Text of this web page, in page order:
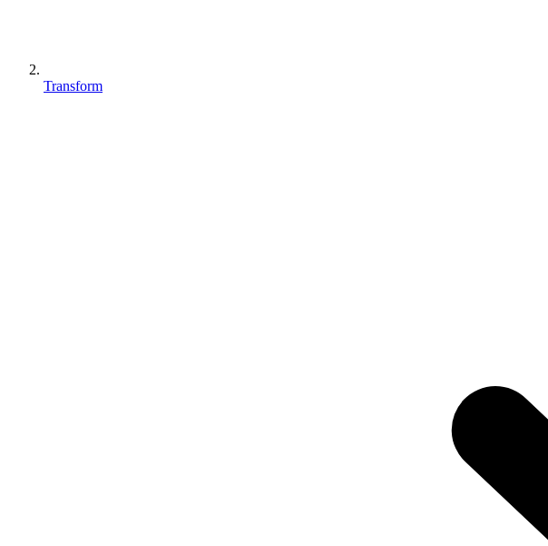
Transform